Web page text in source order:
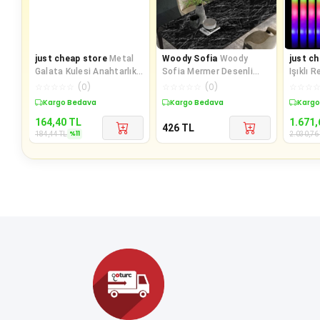
just cheap store Metal
Galata Kulesi Anahtarlık
(I Love Galata Kulesi)
(0)
Sepette %11 İndirim
164,40 TL
184,44TL %11
Woody Sofia Woody
Sofia Mermer Desenli
Masa Tezgah Mutfak Su
Geçirmez Yapışka
(0)
Kargo Bedava
426 TL
just
Işıklı
Parti
Sopa
2.030,76